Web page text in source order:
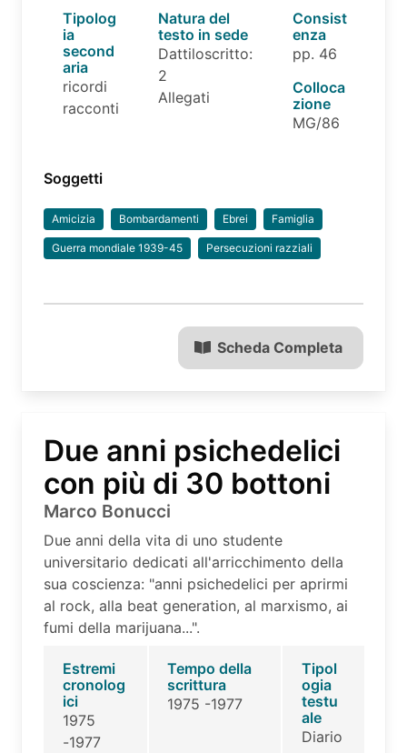
Tipolog
ia
second
aria
ricordi
racconti
Natura del
testo in sede
Dattiloscritto:
2
Allegati
Consist
enza
pp. 46
Colloca
zione
MG/86
Soggetti
Amicizia Bombardamenti Ebrei Famiglia
Guerra mondiale 1939-45 Persecuzioni razziali
Scheda Completa
Due anni psichedelici
con più di 30 bottoni
Marco Bonucci
Due anni della vita di uno studente
universitario dedicati all'arricchimento della
sua coscienza: "anni psichedelici per aprirmi
al rock, alla beat generation, al marxismo, ai
fumi della marijuana...".
Estremi
cronolog
ici
1975
-1977
Tempo della
scrittura
1975 -1977
Tipol
ogia
testu
ale
Diario